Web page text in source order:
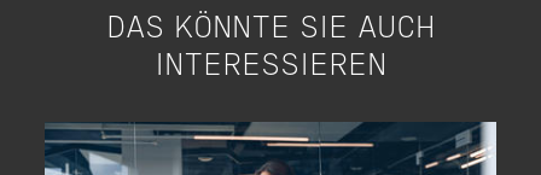
DAS KÖNNTE SIE AUCH
INTERESSIEREN
Image